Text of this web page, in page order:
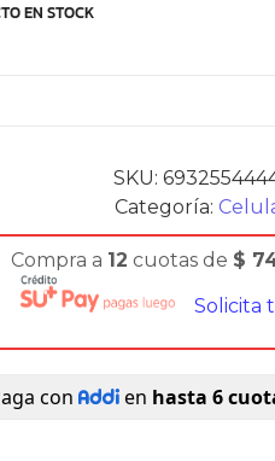
EN STOCK
SKU:
Categoría:
Compra a 12 cuotas de $
Solicita